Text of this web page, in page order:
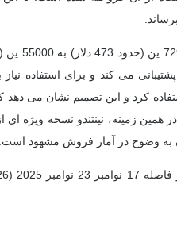
کرد و این تصمیم نشان می
به وضوح در آمار فروش مشهود است.